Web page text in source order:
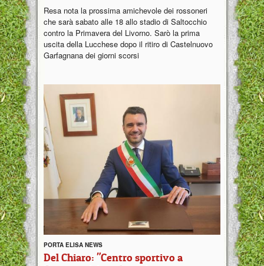
Resa nota la prossima amichevole dei rossoneri
che sarà sabato alle 18 allo stadio di Saltocchio
contro la Primavera del Livorno. Sarò la prima
uscita della Lucchese dopo il ritiro di Castelnuovo
Garfagnana dei giorni scorsi
PORTA ELISA NEWS
Del Chiaro: "Centro sportivo a